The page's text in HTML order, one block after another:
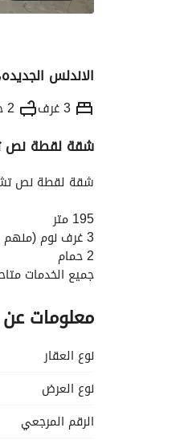
الاندلس
3 غرف 2 حمامات
شقة لقطة نص تشطيب للبيع في
شقة لقطة نص تشطيب للبيع في
195 متر
3 غرف نوم (منهم ماتسر + دريسنج)
2 حمام
جميع الخدمات
نص تشطيب
استلام فوري
السعر : 4,600,000 [kdm
About ISearch:
real estate
معلومات عن
نوع العقار
نوع العرض
الرقم المرجعي